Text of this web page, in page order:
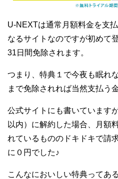
U-NEXTは通常月額料金を支
なるサイトなのですが初めて
31日間免除されます。
つまり、特典１で今夜も眠れ
まで免除されれば当然支払う
公式サイトにも書いています
以内）に解約した場合、月額
れているもののドキドキで請
に０円でした♪
こんなにおいしい特典ってあ